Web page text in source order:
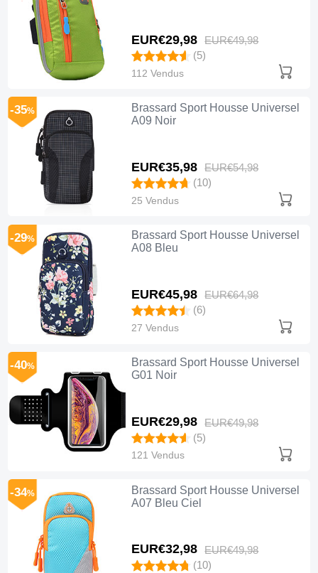
EUR€29,98 EUR€49,98
(5)
112 Vendus
Brassard Sport Housse Universel
A09 Noir
EUR€35,98 EUR€54,98
-35%
(10)
25 Vendus
Brassard Sport Housse Universel
A08 Bleu
EUR€45,98 EUR€64,98
-29%
(6)
27 Vendus
Brassard Sport Housse Universel
G01 Noir
EUR€29,98 EUR€49,98
-40%
(5)
121 Vendus
Brassard Sport Housse Universel
A07 Bleu Ciel
EUR€32,98 EUR€49,98
-34%
(10)